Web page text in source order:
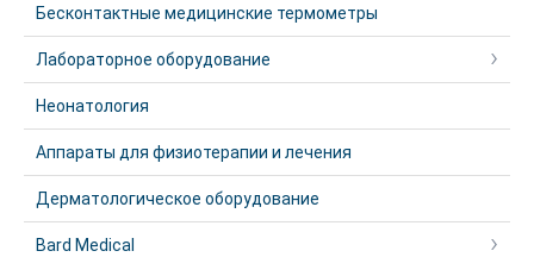
Бесконтактные медицинские термометры
Лабораторное оборудование
Неонатология
Аппараты для физиотерапии и лечения
Дерматологическое оборудование
Bard Medical